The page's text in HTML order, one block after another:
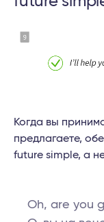
Когда вы
предлагаете,
future simple, а
Oh, are you